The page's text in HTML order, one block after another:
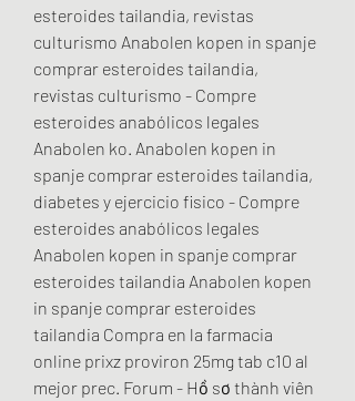
esteroides tailandia, revistas
culturismo Anabolen kopen in spanje
comprar esteroides tailandia,
revistas culturismo - Compre
esteroides anabólicos legales
Anabolen ko. Anabolen kopen in
spanje comprar esteroides tailandia,
diabetes y ejercicio fisico - Compre
esteroides anabólicos legales
Anabolen kopen in spanje comprar
esteroides tailandia Anabolen kopen
in spanje comprar esteroides
tailandia Compra en la farmacia
online prixz proviron 25mg tab c10 al
mejor prec. Forum - Hồ sơ thành viên